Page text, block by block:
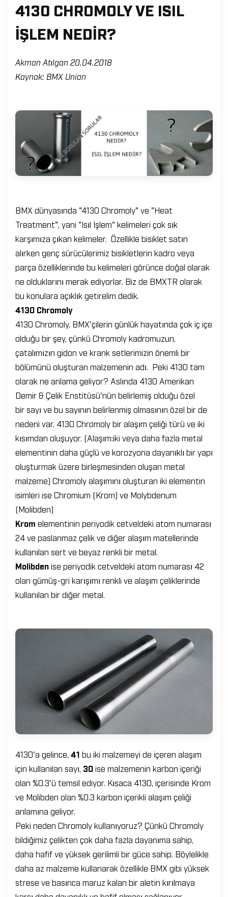
4130 CHROMOLY VE ISIL
İŞLEM NEDIR?
Akman Atılgan 20.04.2018
Kaynak: BMX Union
BMX dünyasında "4130 Chromoly" ve "Heat
Treatment", yani "Isıl İşlem" kelimeleri çok sık
karşımıza çıkan kelimeler. Özellikle bisiklet satın
alırken genç sürücülerimiz bisikletlerin kadro veya
parça özelliklerinde bu kelimeleri görünce doğal olarak
ne olduklarını merak ediyorlar. Biz de BMXTR olarak
bu konulara açıklık getirelim dedik.
4130 Chromoly
4130 Chromoly, BMX'çilerin günlük hayatında çok iç içe
olduğu bir şey, çünkü Chromoly kadromuzun,
çatalımızın gidon ve krank setlerimizin önemli bir
bölümünü oluşturan malzemenin adı. Peki 4130 tam
olarak ne anlama geliyor? Aslında 4130 Amerikan
Demir & Çelik Enstitüsü'nün belirlemiş olduğu özel
bir sayı ve bu sayının belirlenmiş olmasının özel bir de
nedeni var. 4130 Chromoly bir alaşım çeliği türü ve iki
kısımdan oluşuyor. (Alaşım:iki veya daha fazla metal
elementinin daha güçlü ve korozyona dayanıklı bir yapı
oluşturmak üzere birleşmesinden oluşan metal
malzeme) Chromoly alaşımını oluşturan iki elementin
isimleri ise Chromium (Krom) ve Molybdenum
(Molibden)
Krom elementinin periyodik cetveldeki atom numarası
24 ve paslanmaz çelik ve diğer alaşım matellerinde
kullanılan sert ve beyaz renkli bir metal.
Molibden ise periyodik cetveldeki atom numarası 42
olan gümüş-gri karışımı renkli ve alaşım çeliklerinde
kullanılan bir diğer metal.
4130'a gelince, 41 bu iki malzemeyi de içeren alaşım
için kullanılan sayı, 30 ise malzemenin karbon içeriği
olan %0.3'ü temsil ediyor. Kısaca 4130, içerisinde Krom
ve Molibden olan %0.3 karbon içerikli alaşım çeliği
anlamına geliyor.
Peki neden Chromoly kullanıyoruz? Çünkü Chromoly
bildiğimiz çelikten çok daha fazla dayanıma sahip,
daha hafif ve yüksek gerilimli bir güce sahip. Böylelikle
daha az malzeme kullanarak özellikle BMX gibi yüksek
strese ve basınca maruz kalan bir aletin kırılmaya